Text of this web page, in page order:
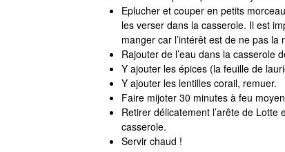
Eplucher et couper en petits
les verser dans la casserole. Il est
manger car l’intérêt est de ne pas la
Rajouter de l’eau dans la casserole
Y ajouter les épices (la feuille de
Y ajouter les lentilles corail, remuer.
Faire mijoter 30 minutes à feu
Retirer délicatement l’arête de
casserole.
Servir chaud !